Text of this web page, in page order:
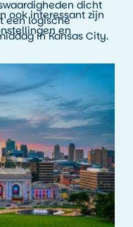
dicht
een logische
in Kansas City.
ook interessant zijn
en